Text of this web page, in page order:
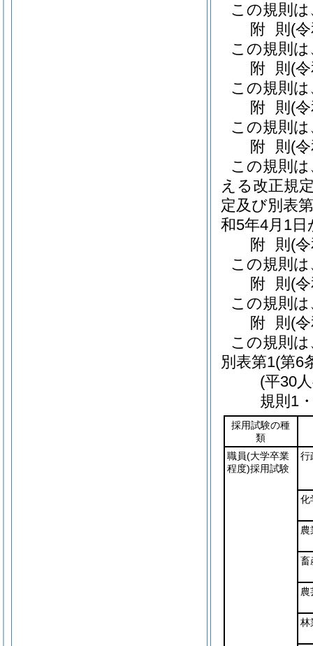
この規則
附 則 (
この規則
附 則 (
この規則
附 則 (
この規則
附 則 (
この規則
える改正規
定及び別表
和5年4月1
附 則 (
この規則
附 則 (
この規則
附 則 (
この規則
別表第1(第6
(平30
規則1
採用試験の種
類
職員(大学卒業
程度)採用試験
行
化
農
畜
農
林